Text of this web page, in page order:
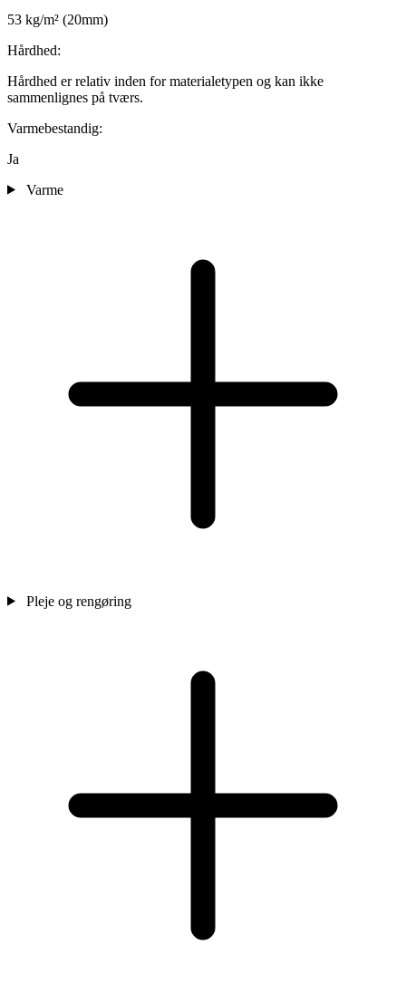
53 kg/m² (20mm)
Hårdhed:
Hårdhed er relativ inden for materialetypen og kan ikke
sammenlignes på tværs.
Varmebestandig:
Ja
Varme
Pleje og rengøring